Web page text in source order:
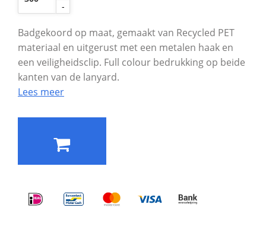
-
Badgekoord op maat, gemaakt van Recycled PET
materiaal en uitgerust met een metalen haak en
een veiligheidsclip. Full colour bedrukking op beide
kanten van de lanyard.
Lees meer